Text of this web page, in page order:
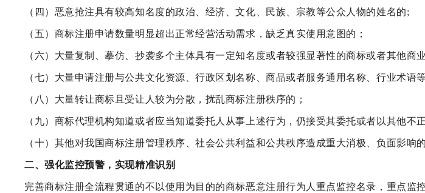
（四）恶意抢注具有较高知名度的政治、经济、文化、民族、宗教等公众人物的姓名的;
（五）商标注册申请数量明显超出正常经营活动需求，缺乏真实使用意图的；
（六）大量复制、摹仿、抄袭多个主体具有一定知名度或者较强显著性的商标或者其他商
（七）大量申请注册与公共文化资源、行政区划名称、商品或者服务通用名称、行业术语
（八）大量转让商标且受让人较为分散，扰乱商标注册秩序的；
（九）商标代理机构知道或者应当知道委托人从事上述行为，仍接受其委托或者以其他不
（十）其他对我国商标注册管理秩序、社会公共利益和公共秩序造成重大消极、负面影响的
二、强化监控预警，实现精准识别
完善商标注册全流程贯通的不以使用为目的的商标恶意注册行为人重点监控名录，重点